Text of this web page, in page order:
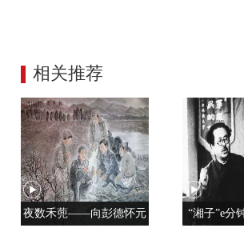
相关推荐
夜数禾蔸——向彭德怀元
“湘子”e分